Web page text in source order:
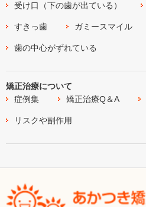
受け口（下の歯が出ている）
すきっ歯 ガミースマイル
歯の中心がずれている
矯正治療について
症例集
矯正治療Q＆A
リスクや副作用